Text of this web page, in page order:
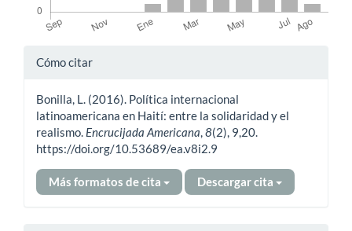
Detalles
artículo
Cómo citar
Bonilla, L. (2016). Política internacional
latinoamericana en Haití: entre la solidaridad y el
realismo. Encrucijada Americana,8(2), 9,20.
https://doi.org/10.53689/ea.v8i2.9
Más formatos de cita Descargar cita